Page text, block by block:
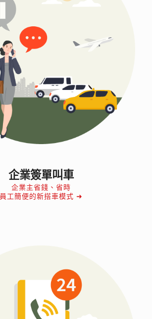
企業簽單叫車
企業主省錢、省時
員工簡便的新搭車模式 ➜